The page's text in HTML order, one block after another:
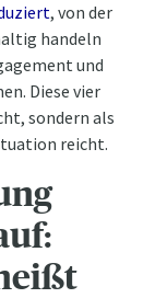
, von der
handeln
und
Diese vier
sondern als
reicht.